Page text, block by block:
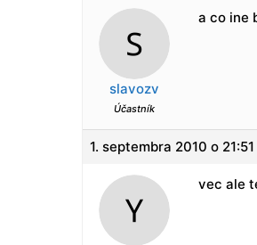
slavozv
Účastník
a co ine
1. septembra 2010 o 21:51
vec ale